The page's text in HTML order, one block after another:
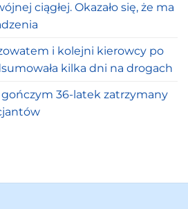
ciągłej. Okazało się, że ma
i kolejni kierowcy po
kilka dni na drogach
36-latek zatrzymany